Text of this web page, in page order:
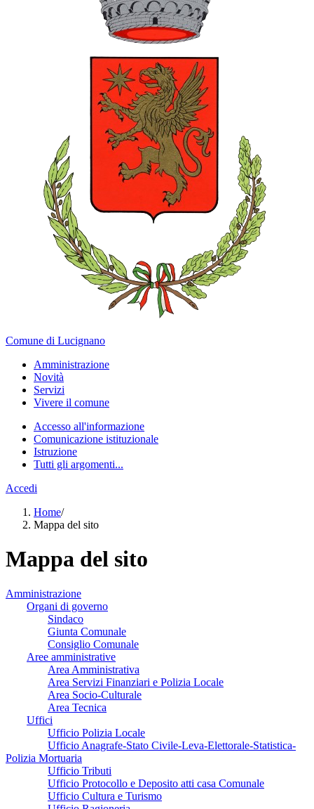
Comune di Lucignano
Amministrazione
Novità
Servizi
Vivere il comune
Accesso all'informazione
Comunicazione istituzionale
Istruzione
Tutti gli argomenti...
Accedi
Home/
Mappa del sito
Mappa del sito
Amministrazione
Organi di governo
Sindaco
Giunta Comunale
Consiglio Comunale
Aree amministrative
Area Amministrativa
Area Servizi Finanziari e Polizia Locale
Area Socio-Culturale
Area Tecnica
Uffici
Ufficio Polizia Locale
Ufficio Anagrafe-Stato Civile-Leva-Elettorale-Statistica-
Polizia Mortuaria
Ufficio Tributi
Ufficio Protocollo e Deposito atti casa Comunale
Ufficio Cultura e Turismo